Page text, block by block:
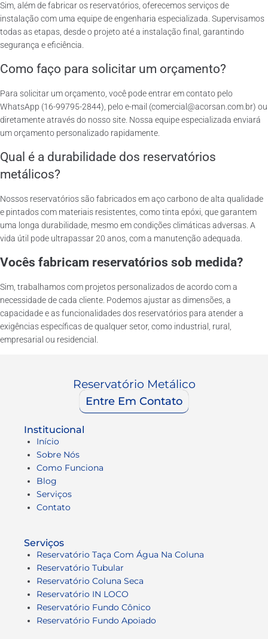
Sim, além de fabricar os reservatórios, oferecemos serviços de
instalação com uma equipe de engenharia especializada. Supervisamos
todas as etapas, desde o projeto até a instalação final, garantindo
segurança e eficiência.
Como faço para solicitar um orçamento?
Para solicitar um orçamento, você pode entrar em contato pelo
WhatsApp (16-99795-2844), pelo e-mail (comercial@acorsan.com.br) ou
diretamente através do nosso site. Nossa equipe especializada enviará
um orçamento personalizado rapidamente.
Qual é a durabilidade dos reservatórios
metálicos?
Nossos reservatórios são fabricados em aço carbono de alta qualidade
e pintados com materiais resistentes, como tinta epóxi, que garantem
uma longa durabilidade, mesmo em condições climáticas adversas. A
vida útil pode ultrapassar 20 anos, com a manutenção adequada.
Vocês fabricam reservatórios sob medida?
Sim, trabalhamos com projetos personalizados de acordo com a
necessidade de cada cliente. Podemos ajustar as dimensões, a
capacidade e as funcionalidades dos reservatórios para atender a
exigências específicas de qualquer setor, como industrial, rural,
empresarial ou residencial.
Reservatório Metálico
Entre Em Contato
Institucional
Início
Sobre Nós
Como Funciona
Blog
Serviços
Contato
Serviços
Reservatório Taça Com Água Na Coluna
Reservatório Tubular
Reservatório Coluna Seca
Reservatório IN LOCO
Reservatório Fundo Cônico
Reservatório Fundo Apoiado